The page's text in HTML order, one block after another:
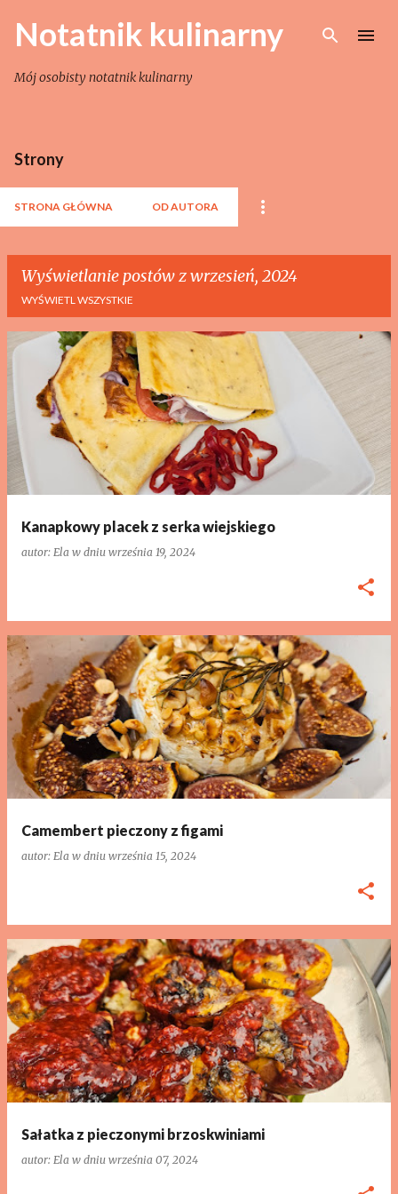
Przejdź do głównej zawartości
Notatnik kulinarny
Mój osobisty notatnik kulinarny
Strony
STRONA GŁÓWNA OD AUTORA
Wyświetlanie postów z wrzesień, 2024
WYŚWIETL WSZYSTKIE
y
Kanapkowy placek z serka wiejskiego
autor: Ela w dniu września 19, 2024
Camembert pieczony z figami
autor: Ela w dniu września 15, 2024
Sałatka z pieczonymi brzoskwiniami
autor: Ela w dniu września 07, 2024